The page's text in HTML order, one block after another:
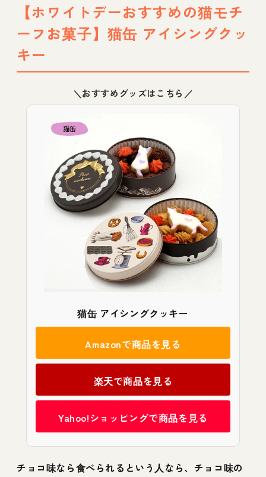
【ホワイトデーおすすめの猫モチ
ーフお菓子】猫缶 アイシングクッ
キー
＼おすすめグッズはこちら／
猫缶 アイシングクッキー
Amazonで商品を見る
楽天で商品を見る
Yahoo!ショッピングで商品を見る
チョコ味なら食べられるという人なら、チョコ味の